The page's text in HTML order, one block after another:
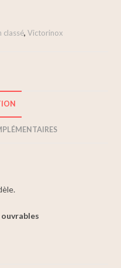
classé,Victorinox